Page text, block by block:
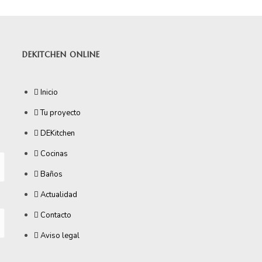
DEKITCHEN ONLINE
Inicio
Tu proyecto
DEKitchen
Cocinas
Baños
Actualidad
Contacto
Aviso legal